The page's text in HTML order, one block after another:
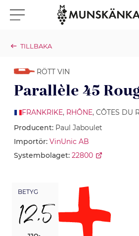
Klicka för meny
TILLBAKA
RÖTT VIN
Parallèle 45
FRANKRIKE, RHÔNE, CÔTES DU
Producent: Paul Jaboulet
Importör: VinUnic AB
Systembolaget: 22800
BETYG
12,5